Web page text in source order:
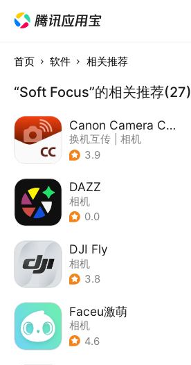
首页 软件 相关推荐
“Soft Focus”的相关推荐(27)
Canon Camera Connect
换机互传
相机
3.9
DAZZ
相机
0.0
DJI Fly
相机
3.8
Faceu激萌
相机
4.6